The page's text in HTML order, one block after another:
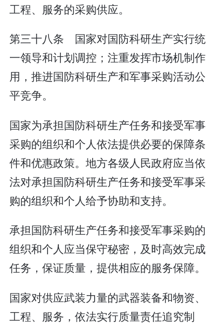
工程、服务的采购供应。
第三十八条 国家对国防科研生产实行统
一领导和计划调控；注重发挥市场机制作
用，推进国防科研生产和军事采购活动公
平竞争。
国家为承担国防科研生产任务和接受军事
采购的组织和个人依法提供必要的保障条
件和优惠政策。地方各级人民政府应当依
法对承担国防科研生产任务和接受军事采
购的组织和个人给予协助和支持。
承担国防科研生产任务和接受军事采购的
组织和个人应当保守秘密，及时高效完成
任务，保证质量，提供相应的服务保障。
国家对供应武装力量的武器装备和物资、
工程、服务，依法实行质量责任追究制